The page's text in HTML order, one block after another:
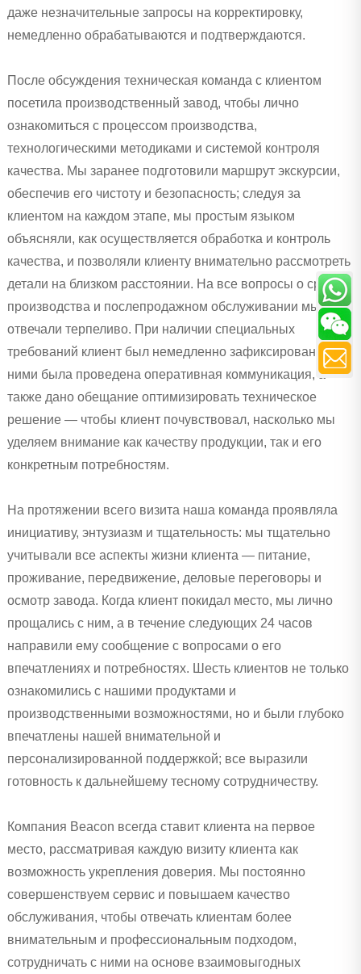
даже незначительные запросы на корректировку,
немедленно обрабатываются и подтверждаются.
После обсуждения техническая команда с клиентом
посетила производственный завод, чтобы лично
ознакомиться с процессом производства,
технологическими методиками и системой контроля
качества. Мы заранее подготовили маршрут экскурсии,
обеспечив его чистоту и безопасность; следуя за
клиентом на каждом этапе, мы простым языком
объясняли, как осуществляется обработка и контроль
качества, и позволяли клиенту внимательно рассмотреть
детали на близком расстоянии. На все вопросы о сроках
производства и послепродажном обслуживании мы
отвечали терпеливо. При наличии специальных
требований клиент был немедленно зафиксирован, с
ними была проведена оперативная коммуникация, а
также дано обещание оптимизировать техническое
решение — чтобы клиент почувствовал, насколько мы
уделяем внимание как качеству продукции, так и его
конкретным потребностям.
На протяжении всего визита наша команда проявляла
инициативу, энтузиазм и тщательность: мы тщательно
учитывали все аспекты жизни клиента — питание,
проживание, передвижение, деловые переговоры и
осмотр завода. Когда клиент покидал место, мы лично
прощались с ним, а в течение следующих 24 часов
направили ему сообщение с вопросами о его
впечатлениях и потребностях. Шесть клиентов не только
ознакомились с нашими продуктами и
производственными возможностями, но и были глубоко
впечатлены нашей внимательной и
персонализированной поддержкой; все выразили
готовность к дальнейшему тесному сотрудничеству.
Компания Beacon всегда ставит клиента на первое
место, рассматривая каждую визиту клиента как
возможность укрепления доверия. Мы постоянно
совершенствуем сервис и повышаем качество
обслуживания, чтобы отвечать клиентам более
внимательным и профессиональным подходом,
сотрудничать с ними на основе взаимовыгодных